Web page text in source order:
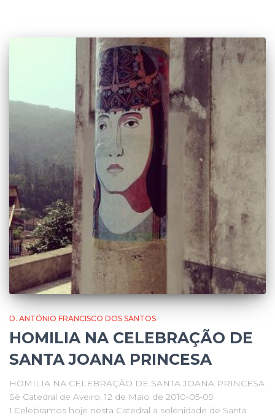
D. ANTÓNIO FRANCISCO DOS SANTOS
HOMILIA NA CELEBRAÇÃO DE
SANTA JOANA PRINCESA
HOMILIA NA CELEBRAÇÃO DE SANTA JOANA PRINCESA
Sé Catedral de Aveiro, 12 de Maio de 2010-05-09
1.Celebramos hoje nesta Catedral a solenidade de Santa